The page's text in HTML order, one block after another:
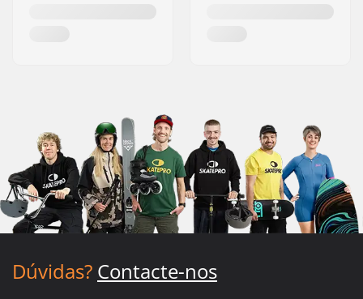
Dúvidas? Contacte-nos